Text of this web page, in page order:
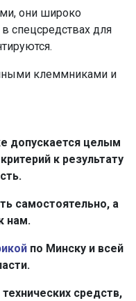
они широко
спецсредствах для
клеммниками и
допускается целым
к результату
самостоятельно, а
нам.
по Минску и всей
средств,